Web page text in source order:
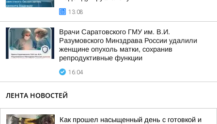
13:08
Врачи Саратовского ГМУ им. В.И.
Разумовского Минздрава России удалили
женщине опухоль матки, сохранив
репродуктивные функции
16:04
ЛЕНТА НОВОСТЕЙ
Как прошел насыщенный день с готовкой и